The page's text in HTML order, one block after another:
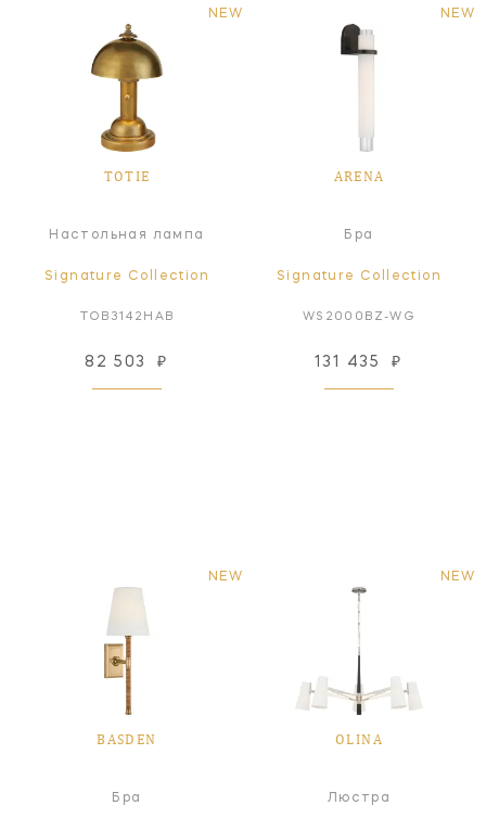
NEW
TOTIE
Настольная лампа
Signature Collection
TOB3142HAB
82 503 ₽
NEW
ARENA
Бра
Signature Collection
WS2000BZ-WG
131 435 ₽
NEW
BASDEN
Бра
NEW
OLINA
Люстра